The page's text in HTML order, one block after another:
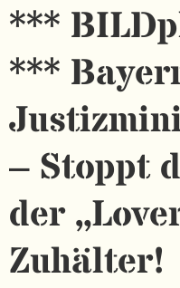
***
***
– Stoppt
der
Zuhälter!